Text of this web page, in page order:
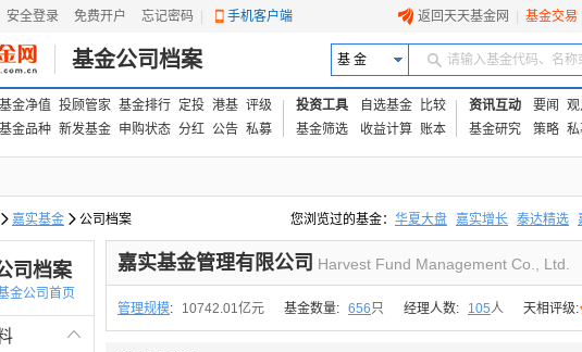
安全登录 免费开户 忘记密码 手机客户端 返回天天基金网 基金交易
基金公司档案 基 金 请输入基金代码、名称
基金净值 投顾管家 基金排行 定投 港基 评级
基金品种 新发基金 申购状态 分红 公告 私募
投资工具 自选基金
比较
基金筛选
收益计算 账本
资讯互动 要闻 观
基金研究
策略
 嘉实基金  公司档案 您浏览过的基金： 华夏大盘 嘉实增长 泰达精选
易方达上证中盘ETF联接A
司档案
金公司首页

嘉实基金管理有限公司 Harvest Fund Management Co., Ltd.
管理规模: 10742.01亿元 基金数量: 656只 经理人数: 105人 天相评级: